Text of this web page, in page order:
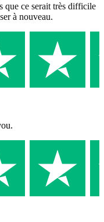
que ce serait très difficile
à nouveau.